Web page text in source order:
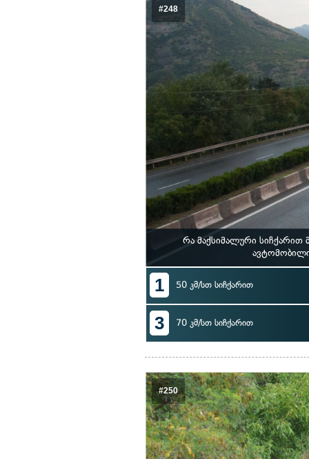
#248
რა მაქსიმალური სიჩქარით
1 50 კმ/სთ სიჩქარით
3 70 კმ/სთ სიჩქარით
#250